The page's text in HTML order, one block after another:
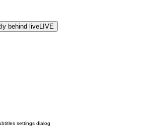
behind liveLIVE
settings dialog